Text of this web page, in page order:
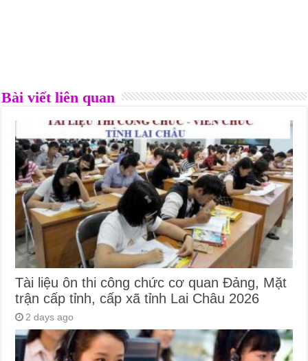
Bài viết liên quan
Tài liệu ôn thi công chức cơ quan Đảng, Mặt
trận cấp tỉnh, cấp xã tỉnh Lai Châu 2026
2 days ago